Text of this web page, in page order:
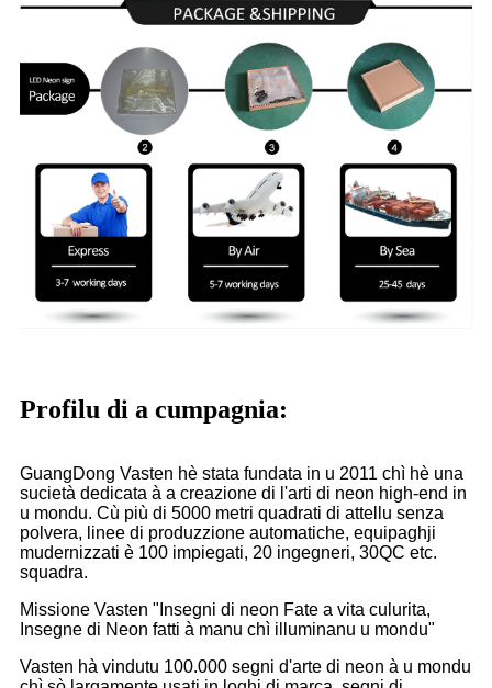
Profilu di a cumpagnia:
GuangDong Vasten hè stata fundata in u 2011 chì hè una
sucietà dedicata à a creazione di l'arti di neon high-end in
u mondu. Cù più di 5000 metri quadrati di attellu senza
polvera, linee di produzzione automatiche, equipaghji
mudernizzati è 100 impiegati, 20 ingegneri, 30QC etc.
squadra.
Missione Vasten "Insegni di neon Fate a vita culurita,
Insegne di Neon fatti à manu chì illuminanu u mondu"
Vasten hà vindutu 100.000 segni d'arte di neon à u mondu